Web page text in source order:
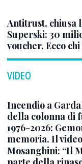
Antitrust, chiusa
Superski: 30
voucher. Ecco
VIDEO
Incendio a
della colonna di
1976-2026:
memoria. Il
Mosanghini: “Il